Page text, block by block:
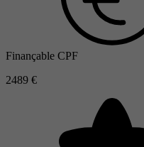
Finançable CPF
2489 €